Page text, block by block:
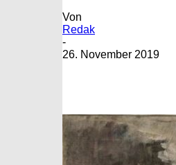
Von
Redak
-
26. November 2019